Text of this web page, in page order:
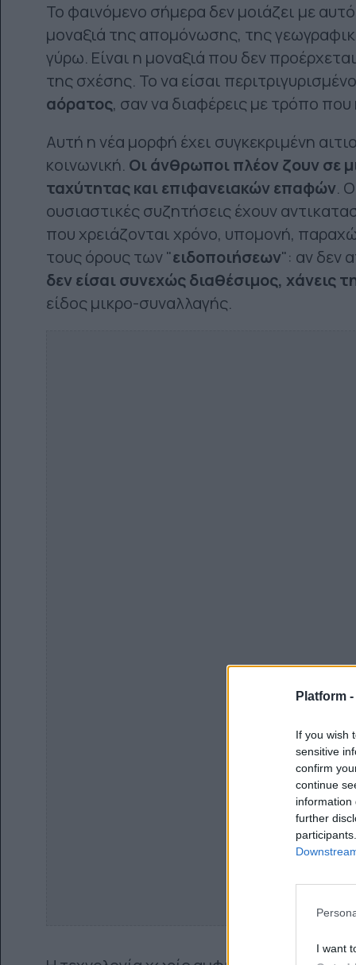
Platform -
If you wish
sensitive
confirm
continue
information
further
I want
Το φαινόμενο σήμερα δεν μοιάζει με
μοναξιά της απομόνωσης, της
γύρω. Είναι η μοναξιά που δεν
της σχέσης. Το να είσαι
αόρατος, σαν να διαφέρεις με τρόπο που
Αυτή η νέα μορφή έχει συγκεκριμένη
κοινωνική. Οι άνθρωποι πλέον ζουν σε
ταχύτητας και επιφανειακών επαφών.
ουσιαστικές συζητήσεις έχουν
που χρειάζονται χρόνο, υπομονή,
τους όρους των "ειδοποιήσεων": αν δεν
δεν είσαι συνεχώς διαθέσιμος, χάνεις
είδος μικρο-συναλλαγής.